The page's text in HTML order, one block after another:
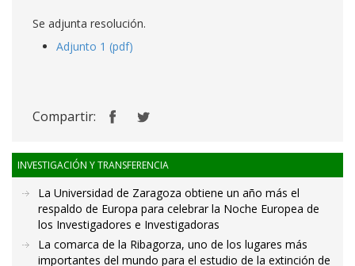
Se adjunta resolución.
Adjunto 1 (pdf)
Compartir:
INVESTIGACIÓN Y TRANSFERENCIA
La Universidad de Zaragoza obtiene un año más el
respaldo de Europa para celebrar la Noche Europea de
los Investigadores e Investigadoras
La comarca de la Ribagorza, uno de los lugares más
importantes del mundo para el estudio de la extinción de